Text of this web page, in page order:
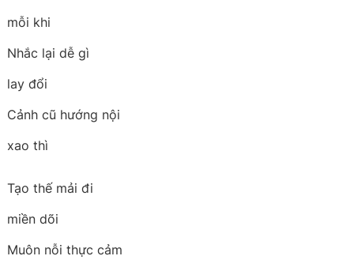
mỗi khi
Nhắc lại dễ gì
lay đổi
Cảnh cũ hướng nội
xao thì
Tạo thế mải đi
miền dõi
Muôn nỗi thực cảm